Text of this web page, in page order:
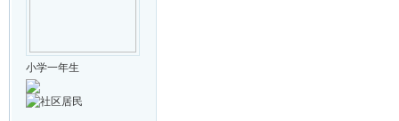
小学一年生